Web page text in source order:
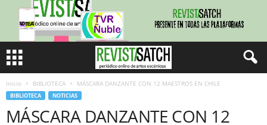
Inicio BIBLIOTECA MÁSCARA DANZANTE CON 12 MAESTROS EN CHILE
BIBLIOTECA NOTICIAS
MÁSCARA DANZANTE CON 12